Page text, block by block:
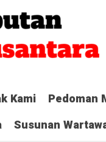
Kami Pedoman
Susunan
Kami Pedoman
Susunan